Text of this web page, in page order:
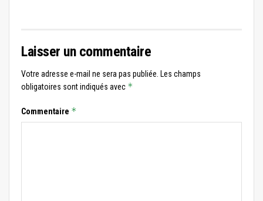
Laisser un commentaire
Votre adresse e-mail ne sera pas publiée. Les champs
obligatoires sont indiqués avec *
Commentaire *